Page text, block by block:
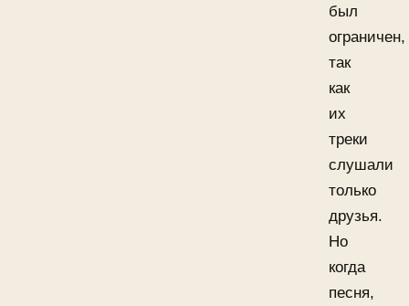
был
ограничен,
так
как
их
треки
слушали
только
друзья.
Но
когда
песня,